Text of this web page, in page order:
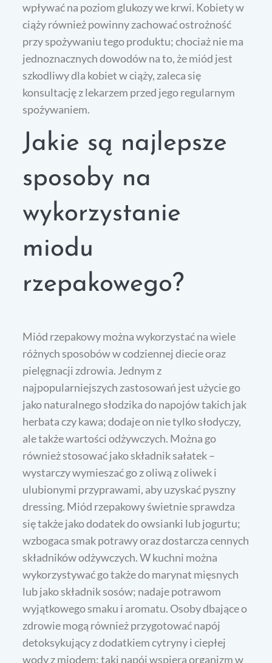
wpływać na poziom glukozy we krwi. Kobiety w
ciąży również powinny zachować ostrożność
przy spożywaniu tego produktu; chociaż nie ma
jednoznacznych dowodów na to, że miód jest
szkodliwy dla kobiet w ciąży, zaleca się
konsultację z lekarzem przed jego regularnym
spożywaniem.
Jakie są najlepsze
sposoby na
wykorzystanie
miodu
rzepakowego?
Miód rzepakowy można wykorzystać na wiele
różnych sposobów w codziennej diecie oraz
pielęgnacji zdrowia. Jednym z
najpopularniejszych zastosowań jest użycie go
jako naturalnego słodzika do napojów takich jak
herbata czy kawa; dodaje on nie tylko słodyczy,
ale także wartości odżywczych. Można go
również stosować jako składnik sałatek –
wystarczy wymieszać go z oliwą z oliwek i
ulubionymi przyprawami, aby uzyskać pyszny
dressing. Miód rzepakowy świetnie sprawdza
się także jako dodatek do owsianki lub jogurtu;
wzbogaca smak potrawy oraz dostarcza cennych
składników odżywczych. W kuchni można
wykorzystywać go także do marynat mięsnych
lub jako składnik sosów; nadaje potrawom
wyjątkowego smaku i aromatu. Osoby dbające o
zdrowie mogą również przygotować napój
detoksykujący z dodatkiem cytryny i ciepłej
wody z miodem; taki napój wspiera organizm w